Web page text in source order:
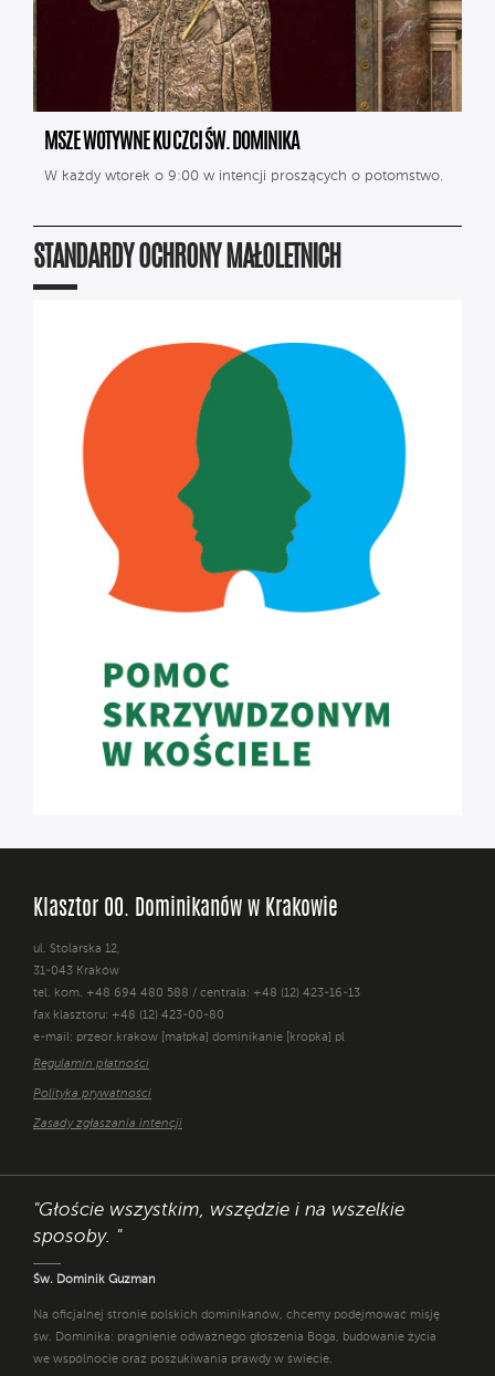
MSZE WOTYWNE KU CZCI ŚW. DOMINIKA
W każdy wtorek o 9:00 w intencji proszących o potomstwo.
STANDARDY OCHRONY MAŁOLETNICH
Klasztor OO. Dominikanów w Krakowie
ul. Stolarska 12,
31-043 Kraków
tel. kom. +48 694 480 588 / centrala: +48 (12) 423-16-13
fax klasztoru: +48 (12) 423-00-80
e-mail: przeor.krakow [małpka] dominikanie [kropka] pl
Regulamin płatności
Polityka prywatności
Zasady zgłaszania intencji
"Głoście wszystkim, wszędzie i na wszelkie
sposoby. "
Św. Dominik Guzman
Na oficjalnej stronie polskich dominikanów, chcemy podejmować misję
św. Dominika: pragnienie odważnego głoszenia Boga, budowanie życia
we wspólnocie oraz poszukiwania prawdy w świecie.